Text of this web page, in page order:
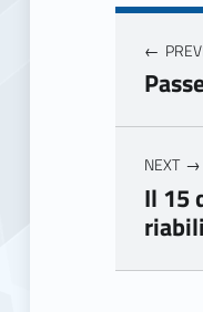
Navigazione
NEXT
Il 15
Skip back to main navigation